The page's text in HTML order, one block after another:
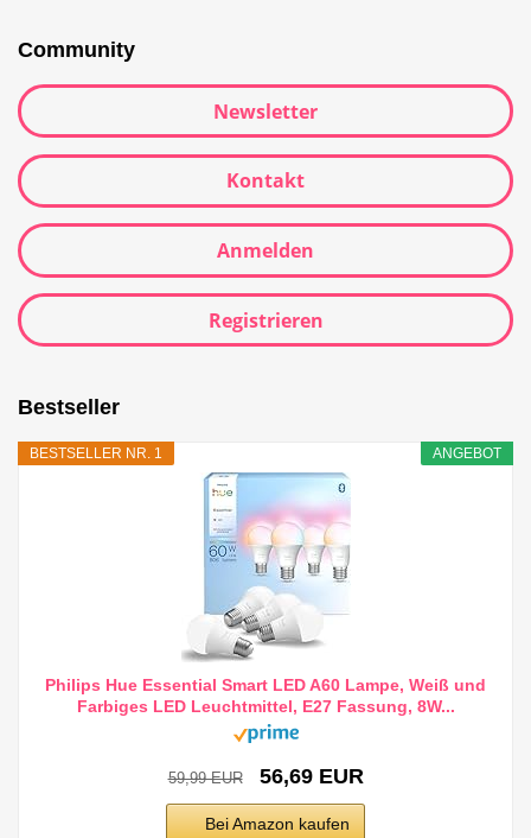
Community
Newsletter
Kontakt
Anmelden
Registrieren
Bestseller
ANGEBOT
BESTSELLER NR. 1
Philips Hue Essential Smart LED A60 Lampe, Weiß und
Farbiges LED Leuchtmittel, E27 Fassung, 8W...
59,99 EUR 56,69 EUR
Bei Amazon kaufen